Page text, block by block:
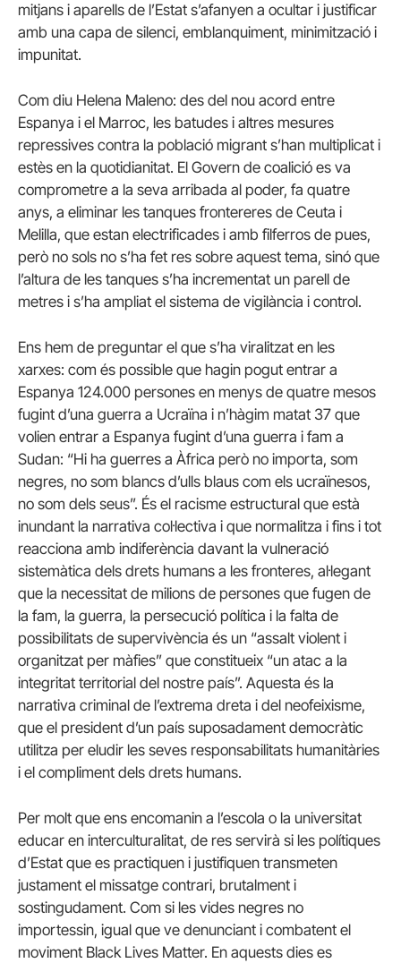
mitjans i aparells de l’Estat s’afanyen a ocultar i justificar
amb una capa de silenci, emblanquiment, minimització i
impunitat.
Com diu Helena Maleno: des del nou acord entre
Espanya i el Marroc, les batudes i altres mesures
repressives contra la població migrant s’han multiplicat i
estès en la quotidianitat. El Govern de coalició es va
comprometre a la seva arribada al poder, fa quatre
anys, a eliminar les tanques frontereres de Ceuta i
Melilla, que estan electrificades i amb filferros de pues,
però no sols no s’ha fet res sobre aquest tema, sinó que
l’altura de les tanques s’ha incrementat un parell de
metres i s’ha ampliat el sistema de vigilància i control.
Ens hem de preguntar el que s’ha viralitzat en les
xarxes: com és possible que hagin pogut entrar a
Espanya 124.000 persones en menys de quatre mesos
fugint d’una guerra a Ucraïna i n’hàgim matat 37 que
volien entrar a Espanya fugint d’una guerra i fam a
Sudan: “Hi ha guerres a Àfrica però no importa, som
negres, no som blancs d’ulls blaus com els ucraïnesos,
no som dels seus”. És el racisme estructural que està
inundant la narrativa col·lectiva i que normalitza i fins i tot
reacciona amb indiferència davant la vulneració
sistemàtica dels drets humans a les fronteres, al·legant
que la necessitat de milions de persones que fugen de
la fam, la guerra, la persecució política i la falta de
possibilitats de supervivència és un “assalt violent i
organitzat per màfies” que constitueix “un atac a la
integritat territorial del nostre país”. Aquesta és la
narrativa criminal de l’extrema dreta i del neofeixisme,
que el president d’un país suposadament democràtic
utilitza per eludir les seves responsabilitats humanitàries
i el compliment dels drets humans.
Per molt que ens encomanin a l’escola o la universitat
educar en interculturalitat, de res servirà si les polítiques
d’Estat que es practiquen i justifiquen transmeten
justament el missatge contrari, brutalment i
sostingudament. Com si les vides negres no
importessin, igual que ve denunciant i combatent el
moviment Black Lives Matter. En aquests dies es